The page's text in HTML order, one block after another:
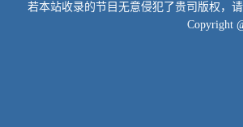
若本站收录的节目无意侵犯了贵司版权，
Copyright